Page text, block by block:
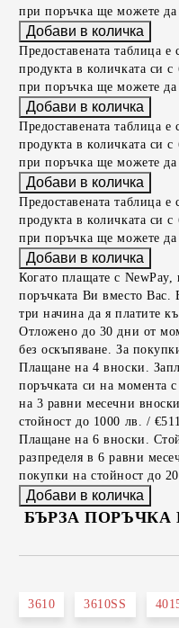
при поръчка ще можете да
Предоставената таблица
продукта в количката си
при поръчка ще можете да
Предоставената таблица
продукта в количката си
при поръчка ще можете да
Предоставената таблица
продукта в количката си
при поръчка ще можете да
Когато плащате с
поръчката Ви вместо Вас.
три начина да я платите
Отложено до 30 дни от
без оскъпяване. За
Плащане на 4 вноски.
поръчката си на момента с
на 3 равни месечни
стойност до 1000 лв. /
Плащане на 6 вноски.
разпределя в 6 равни
покупки на стойност до
БЪРЗА ПОРЪЧКА
3610 3610SS